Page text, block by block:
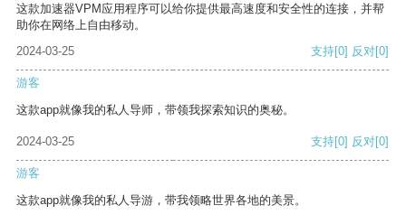
这款加速器VPM应用程序可以给你提供最高速度和安全性的连接，并帮
助你在网络上自由移动。
2024-03-25
支持[0] 反对[0]
游客
这款app就像我的私人导师，带领我探索知识的奥秘。
2024-03-25 支持[0] 反对[0]
游客
这款app就像我的私人导游，带我领略世界各地的美景。